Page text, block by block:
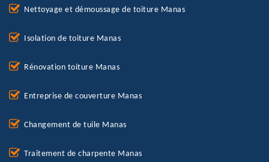
Nettoyage et démoussage de toiture Manas
Isolation de toiture Manas
Rénovation toiture Manas
Entreprise de couverture Manas
Changement de tuile Manas
Traitement de charpente Manas